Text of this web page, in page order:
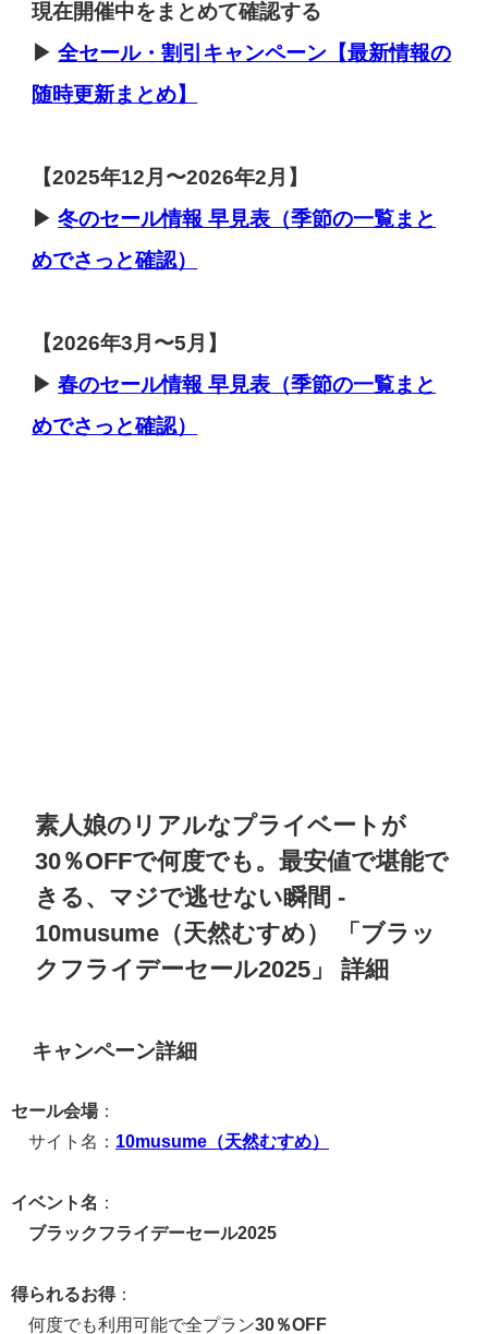
現在開催中をまとめて確認する
▶全セール・割引キャンペーン【最新情報の
随時更新まとめ】
【2025年12月〜2026年2月】
▶冬のセール情報 早見表（季節の一覧まと
めでさっと確認）
【2026年3月〜5月】
▶春のセール情報 早見表（季節の一覧まと
めでさっと確認）
素人娘のリアルなプライベートが
30％OFFで何度でも。最安値で堪能で
きる、マジで逃せない瞬間-
10musume（天然むすめ）
「 ブラッ
クフライデーセール2025 」 詳細
キャンペーン詳細
セール会場：
サイト名： 10musume（天然むすめ）
イベント名 ：
ブラックフライデーセール2025
得られるお得：
何度でも利用可能で全プラン30％OFF